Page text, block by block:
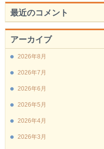
最近のコメント
アーカイブ
2026年8月
2026年7月
2026年6月
2026年5月
2026年4月
2026年3月